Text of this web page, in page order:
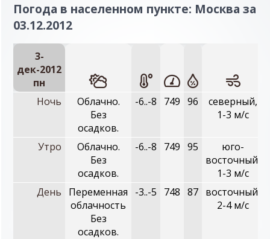
Погода в населенном пункте: Москва за
03.12.2012
3-
дек-2012
пн
Ночь
Облачно.
Без
осадков.
-6..-8 749 96
северный,
1-3 м/с
Утро
Облачно.
Без
осадков.
-6..-8 749 95
юго-
восточный,
1-3 м/с
День
Переменная
облачность
Без
осадков.
-3..-5 748 87 восточный,
2-4 м/с